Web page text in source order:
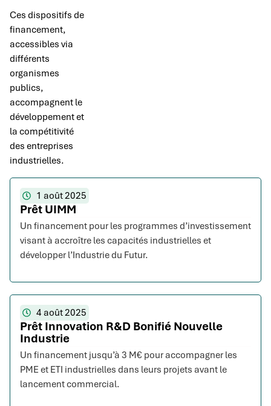
Ces dispositifs de
financement,
accessibles via
différents
organismes
publics,
accompagnent le
développement et
la compétitivité
des entreprises
industrielles.
1 août 2025
Prêt UIMM
Un financement pour les programmes d’investissement
visant à accroître les capacités industrielles et
développer l’Industrie du Futur.
4 août 2025
Prêt Innovation R&D Bonifié Nouvelle
Industrie
Un financement jusqu’à 3 M€ pour accompagner les
PME et ETI industrielles dans leurs projets avant le
lancement commercial.